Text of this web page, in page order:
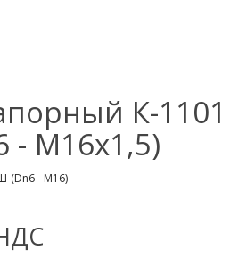
К-1101
- М16х1,5)
(Dn6 - М16)